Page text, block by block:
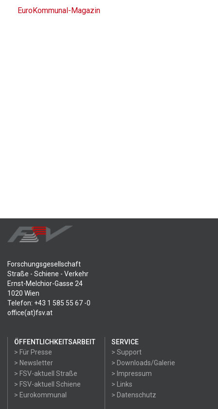
EuroKommunal-Magazin
Forschungsgesellschaft
Straße - Schiene - Verkehr
Ernst-Melchior-Gasse 24
1020 Wien
Telefon: +43 1 585 55 67 -0
office(at)fsv.at
ÖFFENTLICHKEITSARBEIT
> Für Presse
> Newsletter
> FSV-aktuell Straße
> FSV-aktuell Schiene
> Eurokommunal
SERVICE
> Support
> Downloads/Galerie
> Impressum
> Links
> Datenschutz